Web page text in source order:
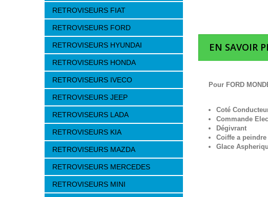
RETROVISEURS FIAT
RETROVISEURS FORD
RETROVISEURS HYUNDAI
RETROVISEURS HONDA
RETROVISEURS IVECO
RETROVISEURS JEEP
RETROVISEURS LADA
RETROVISEURS KIA
RETROVISEURS MAZDA
RETROVISEURS MERCEDES
RETROVISEURS MINI
EN SAVOIR
Pour FORD
Coté
Commande
Dégivrant
Coiffe a peindre
Glace